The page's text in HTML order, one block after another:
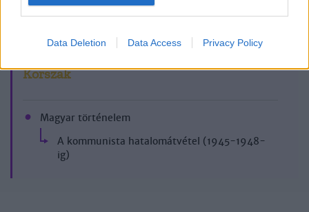
Data Deletion Data Access Privacy Policy
Korszak
Magyar történelem
A kommunista hatalomátvétel (1945-1948-
ig)